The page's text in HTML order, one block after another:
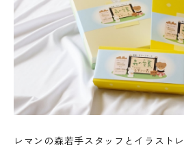
レマンの森若手スタッフとイラスト